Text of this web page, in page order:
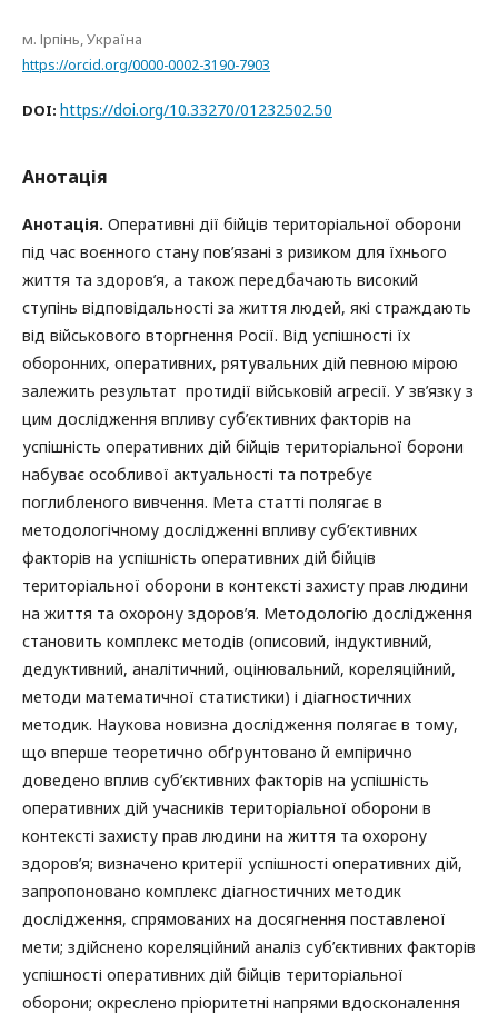
м. Ірпінь, Україна
https://orcid.org/0000-0002-3190-7903
DOI: https://doi.org/10.33270/01232502.50
Анотація
Анотація. Оперативні дії бійців територіальної оборони
під час воєнного стану пов’язані з ризиком для їхнього
життя та здоров’я, а також передбачають високий
ступінь відповідальності за життя людей, які страждають
від військового вторгнення Росії. Від успішності їх
оборонних, оперативних, рятувальних дій певною мірою
залежить результат протидії військовій агресії. У зв’язку з
цим дослідження впливу суб’єктивних факторів на
успішність оперативних дій бійців територіальної борони
набуває особливої актуальності та потребує
поглибленого вивчення. Мета статті полягає в
методологічному дослідженні впливу суб’єктивних
факторів на успішність оперативних дій бійців
територіальної оборони в контексті захисту прав людини
на життя та охорону здоров’я. Методологію дослідження
становить комплекс методів (описовий, індуктивний,
дедуктивний, аналітичний, оцінювальний, кореляційний,
методи математичної статистики) і діагностичних
методик. Наукова новизна дослідження полягає в тому,
що вперше теоретично обґрунтовано й емпірично
доведено вплив суб’єктивних факторів на успішність
оперативних дій учасників територіальної оборони в
контексті захисту прав людини на життя та охорону
здоров’я; визначено критерії успішності оперативних дій,
запропоновано комплекс діагностичних методик
дослідження, спрямованих на досягнення поставленої
мети; здійснено кореляційний аналіз суб’єктивних факторів
успішності оперативних дій бійців територіальної
оборони; окреслено пріоритетні напрями вдосконалення